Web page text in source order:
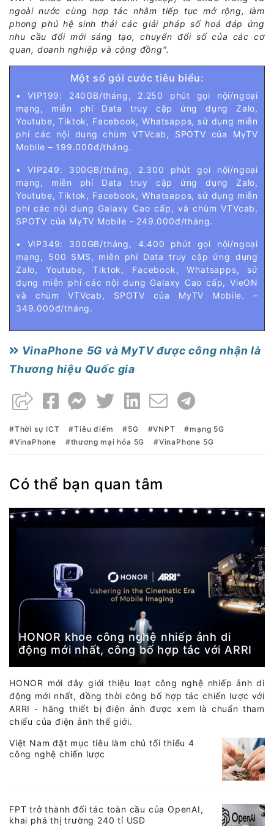
ngoài nước cùng hợp tác nhằm tiếp tục mở rộng, làm
phong phú hệ sinh thái các giải pháp số hoá đáp ứng
nhu cầu đổi mới sáng tạo, chuyển đổi số của các cơ
quan, doanh nghiệp và cộng đồng".
Một số gói cước tiêu biểu:
• VIP199: 240GB/tháng, 2.250 phút gọi nội/ngoại
mạng, miễn phí Data truy cập ứng dụng Zalo,
Youtube, Tiktok, Facebook, Whatsapps, sử dụng miễn
phí các nội dung chùm VTVcab, SPOTV của MyTV
Mobile – 199.000đ/tháng.
• VIP249: 300GB/tháng, 2.300 phút gọi nội/ngoại
mạng, miễn phí Data truy cập ứng dụng Zalo,
Youtube, Tiktok, Facebook, Whatsapps, sử dụng miễn
phí các nội dung Galaxy Cao cấp, và chùm VTVcab,
SPOTV của MyTV Mobile - 249.000đ/tháng.
• VIP349: 300GB/tháng, 4.400 phút gọi nội/ngoại
mạng, 500 SMS, miễn phí Data truy cập ứng dụng
Zalo, Youtube, Tiktok, Facebook, Whatsapps, sử
dụng miễn phí các nội dung Galaxy Cao cấp, VieON
và chùm VTVcab, SPOTV của MyTV Mobile. –
349.000đ/tháng.
VinaPhone 5G và MyTV được công nhận là
Thương hiệu Quốc gia
Thời sự ICT Tiêu điểm 5G VNPT
mạng 5G
VinaPhone
thương mại hóa 5G VinaPhone 5G
Có thể bạn quan tâm
HONOR khoe công nghệ nhiếp ảnh di
động mới nhất, công bố hợp tác với ARRI
HONOR mới đây giới thiệu loạt công nghệ nhiếp ảnh di
động mới nhất, đồng thời công bố hợp tác chiến lược với
ARRI - hãng thiết bị điện ảnh được xem là chuẩn tham
chiếu của điện ảnh thế giới.
Việt Nam đặt mục tiêu làm chủ tối thiểu 4
công nghệ chiến lược
FPT trở thành đối tác toàn cầu của OpenAI,
khai phá thị trường 240 tỉ USD